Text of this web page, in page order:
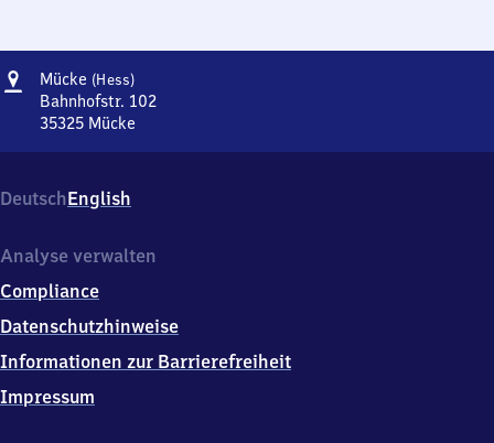
Adresse
Mücke (Hess)Mücke
(Hessen)
Bahnhofstr. 102
35325 Mücke
Bahnhofstr.
102,
5
2
5
DeutschEnglish
Analyse verwalten
Compliance
Datenschutzhinweise
Informationen zur Barrierefreiheit
Impressum